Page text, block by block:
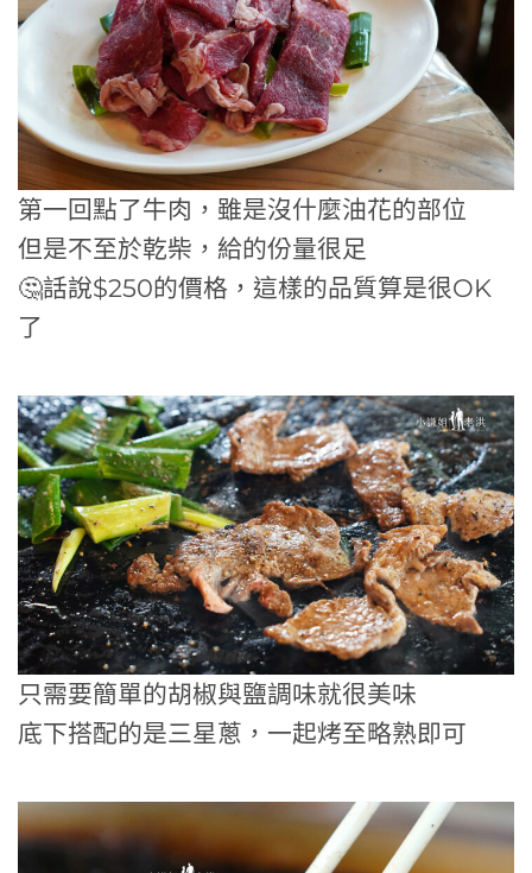
第一回點了牛肉，雖是沒什麼油花的部位
但是不至於乾柴，給的份量很足
🤔話說$250的價格，這樣的品質算是很OK
了
只需要簡單的胡椒與鹽調味就很美味
底下搭配的是三星蔥，一起烤至略熟即可